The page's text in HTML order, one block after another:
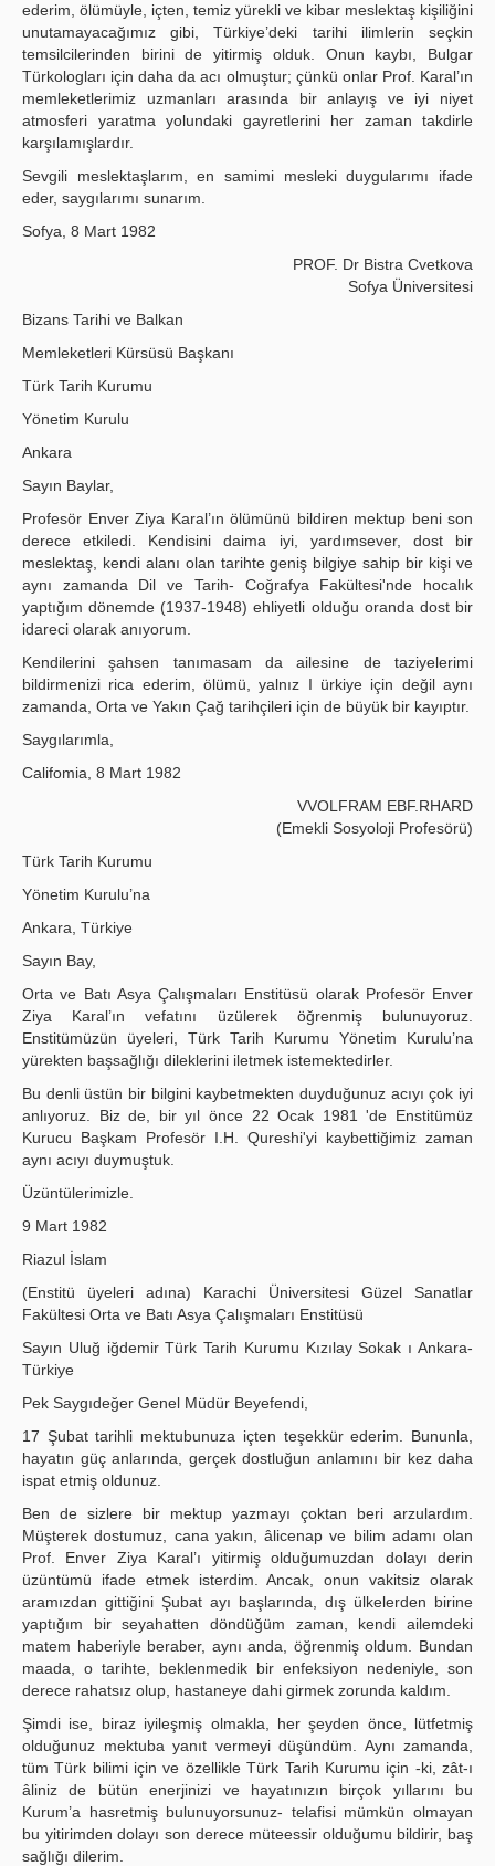
ederim, ölümüyle, içten, temiz yürekli ve kibar meslektaş kişiliğini
unutama­yacağımız gibi, Türkiye’deki tarihi ilimlerin seçkin
temsilcilerinden birini de yitirmiş olduk. Onun kaybı, Bulgar
Türkologları için daha da acı olmuştur; çünkü onlar Prof. Karal’ın
memleketlerimiz uzmanları arasında bir anlayış ve iyi niyet
atmosferi yaratma yolundaki gayretlerini her zaman takdirle
karşılamışlardır.
Sevgili meslektaşlarım, en samimi mesleki duygularımı ifade
eder, saygılarımı sunarım.
Sofya, 8 Mart 1982
PROF. Dr Bistra Cvetkova
Sofya Üniversitesi
Bizans Tarihi ve Balkan
Memleketleri Kürsüsü Başkanı
Türk Tarih Kurumu
Yönetim Kurulu
Ankara
Sayın Baylar,
Profesör Enver Ziya Karal’ın ölümünü bildiren mektup beni son
derece etkiledi. Kendisini daima iyi, yardımsever, dost bir
meslektaş, kendi alanı olan tarihte geniş bilgiye sahip bir kişi ve
aynı zamanda Dil ve Tarih- Coğrafya Fakültesi'nde hocalık
yaptığım dönemde (1937-1948) ehliyetli olduğu oranda dost bir
idareci olarak anıyorum.
Kendilerini şahsen tanımasam da ailesine de taziyelerimi
bildirmenizi rica ederim, ölümü, yalnız I ürkiye için değil aynı
zamanda, Orta ve Yakın Çağ tarihçileri için de büyük bir kayıptır.
Saygılarımla,
Califomia, 8 Mart 1982
VVOLFRAM EBF.RHARD
(Emekli Sosyoloji Profesörü)
Türk Tarih Kurumu
Yönetim Kurulu’na
Ankara, Türkiye
Sayın Bay,
Orta ve Batı Asya Çalışmaları Enstitüsü olarak Profesör Enver
Ziya Karal’ın vefatını üzülerek öğrenmiş bulunuyoruz.
Enstitümüzün üyeleri, Türk Tarih Kurumu Yönetim Kurulu’na
yürekten başsağlığı dileklerini iletmek istemektedirler.
Bu denli üstün bir bilgini kaybetmekten duyduğunuz acıyı çok iyi
anlıyoruz. Biz de, bir yıl önce 22 Ocak 1981 'de Enstitümüz
Kurucu Başkam Profesör I.H. Qureshi'yi kaybettiğimiz zaman
aynı acıyı duymuştuk.
Üzüntülerimizle.
9 Mart 1982
Riazul İslam
(Enstitü üyeleri adına) Karachi Üniversitesi Güzel Sanatlar
Fakültesi Orta ve Batı Asya Çalışmaları Enstitüsü
Sayın Uluğ iğdemir Türk Tarih Kurumu Kızılay Sokak ı Ankara-
Türkiye
Pek Saygıdeğer Genel Müdür Beyefendi,
17 Şubat tarihli mektubunuza içten teşekkür ederim. Bununla,
hayatın güç anlarında, gerçek dostluğun anlamını bir kez daha
ispat etmiş oldunuz.
Ben de sizlere bir mektup yazmayı çoktan beri arzulardım.
Müşterek dostumuz, cana yakın, âlicenap ve bilim adamı olan
Prof. Enver Ziya Karal’ı yitirmiş olduğumuzdan dolayı derin
üzüntümü ifade etmek isterdim. Ancak, onun vakitsiz olarak
aramızdan gittiğini Şubat ayı başlarında, dış ülkelerden birine
yaptığım bir seyahatten döndüğüm zaman, kendi ailemdeki
matem haberiyle beraber, aynı anda, öğrenmiş oldum. Bundan
maada, o tarihte, beklenmedik bir enfeksiyon nedeniyle, son
derece rahatsız olup, hastaneye dahi girmek zorunda kaldım.
Şimdi ise, biraz iyileşmiş olmakla, her şeyden önce, lütfetmiş
olduğunuz mektuba yanıt vermeyi düşündüm. Aynı zamanda,
tüm Türk bilimi için ve özellikle Türk Tarih Kurumu için -ki, zât-ı
âliniz de bütün enerjinizi ve hayatınızın birçok yıllarını bu
Kurum’a hasretmiş bulunuyorsunuz- telafisi mümkün olmayan
bu yitirimden dolayı son derece müteessir olduğumu bildirir, baş
sağlığı dilerim.